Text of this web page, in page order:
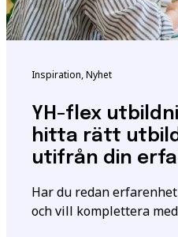
Inspiration, Nyhet
YH-flex
hitta rätt
utifrån din
Har du redan
och vill komplettera
utbildningen.
samtyckesavtalet